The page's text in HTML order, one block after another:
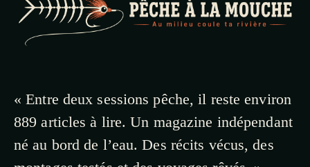
« Entre deux sessions pêche, il reste environ
889 articles à lire. Un magazine indépendant
né au bord de l’eau. Des récits vécus, des